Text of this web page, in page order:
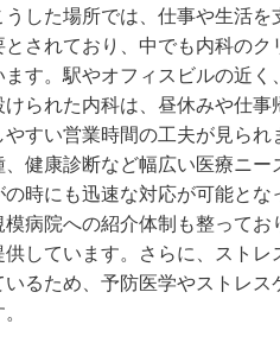
うした場所では、仕事や生活
とされており、中でも内科の
ます。駅やオフィスビルの近
けられた内科は、昼休みや仕
やすい営業時間の工夫が見ら
、健康診断など幅広い医療ニ
の時にも迅速な対応が可能と
模病院への紹介体制も整って
供しています。さらに、スト
いるため、予防医学やストレ